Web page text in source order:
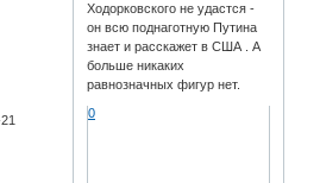
Ходорковского не удастся -
он всю поднаготную Путина
знает и расскажет в США . А
больше никаких
равнозначных фигур нет.
0